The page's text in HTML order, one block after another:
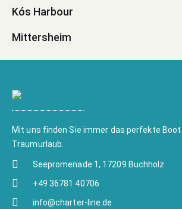
Kós Harbour
Mittersheim
Mit uns finden Sie immer das perfekte Boot
Traumurlaub.
Seepromenade 1, 17209 Buchholz
+49 36781 40706
info@charter-line.de